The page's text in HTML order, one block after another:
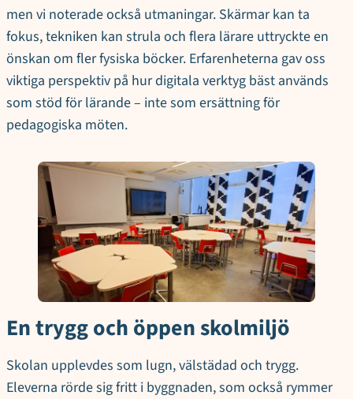
men vi noterade också utmaningar. Skärmar kan ta
fokus, tekniken kan strula och flera lärare uttryckte en
önskan om fler fysiska böcker. Erfarenheterna gav oss
viktiga perspektiv på hur digitala verktyg bäst används
som stöd för lärande – inte som ersättning för
pedagogiska möten.
En trygg och öppen skolmiljö
Skolan upplevdes som lugn, välstädad och trygg.
Eleverna rörde sig fritt i byggnaden, som också rymmer